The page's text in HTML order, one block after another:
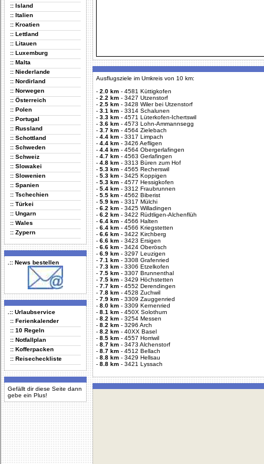
:: Island
:: Italien
:: Kroatien
:: Lettland
:: Litauen
:: Luxemburg
:: Malta
:: Niederlande
:: Nordirland
:: Norwegen
:: Österreich
:: Polen
:: Portugal
:: Russland
:: Schottland
:: Schweden
:: Schweiz
:: Slowakei
:: Slowenien
:: Spanien
:: Tschechien
:: Türkei
:: Ungarn
:: Wales
:: Zypern
.:: News bestellen
.:: Urlaubservice
:: Ferienkalender
:: 10 Regeln
:: Notfallplan
:: Kofferpacken
:: Reisecheckliste
Gefällt dir diese Seite dann
gebe ein Plus!
Ausflugsziele im Umkreis von 10 km:
- 2.0 km - 4581 Küttigkofen
- 2.2 km - 3427 Utzenstorf
- 2.5 km - 3428 Wiler bei Utzenstorf
- 3.1 km - 3314 Schalunen
- 3.3 km - 4571 Lüterkofen-Ichertswil
- 3.6 km - 4573 Lohn-Ammannsegg
- 3.7 km - 4564 Zielebach
- 4.4 km - 3317 Limpach
- 4.4 km - 3426 Aefligen
- 4.4 km - 4564 Obergerlafingen
- 4.7 km - 4563 Gerlafingen
- 4.8 km - 3313 Büren zum Hof
- 5.3 km - 4565 Recherswil
- 5.3 km - 3425 Koppigen
- 5.3 km - 4577 Hessigkofen
- 5.4 km - 3312 Fraubrunnen
- 5.5 km - 4562 Biberist
- 5.9 km - 3317 Mülchi
- 6.2 km - 3425 Willadingen
- 6.2 km - 3422 Rüdtligen-Alchenflüh
- 6.4 km - 4566 Halten
- 6.4 km - 4566 Kriegstetten
- 6.6 km - 3422 Kirchberg
- 6.6 km - 3423 Ersigen
- 6.6 km - 3424 Oberösch
- 6.9 km - 3297 Leuzigen
- 7.1 km - 3308 Grafenried
- 7.3 km - 3306 Etzelkofen
- 7.5 km - 3307 Brunnenthal
- 7.5 km - 3429 Höchstetten
- 7.7 km - 4552 Derendingen
- 7.8 km - 4528 Zuchwil
- 7.9 km - 3309 Zauggenried
- 8.0 km - 3309 Kernenried
- 8.1 km - 450X Solothurn
- 8.2 km - 3254 Messen
- 8.2 km - 3296 Arch
- 8.2 km - 40XX Basel
- 8.5 km - 4557 Horriwil
- 8.7 km - 3473 Alchenstorf
- 8.7 km - 4512 Bellach
- 8.8 km - 3429 Hellsau
- 8.8 km - 3421 Lyssach